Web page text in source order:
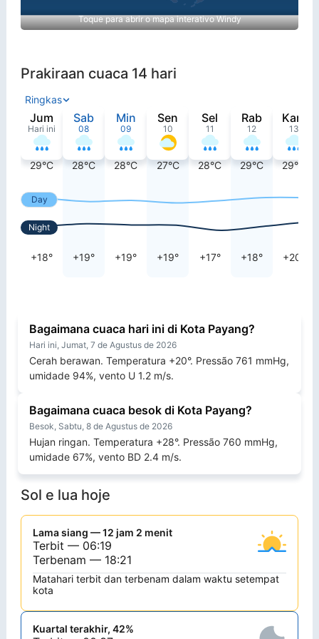
Toque para abrir o mapa interativo Windy
Prakiraan cuaca 14 hari
Ringkas
Jum
Hari ini
29°C
+18°
Sab
08
28°C
+19°
Min
09
28°C
+19°
Sen
10
27°C
+19°
Sel
11
28°C
+17°
Rab
12
29°C
+18°
Kam
13
29°C
+20°
Day
Night
Bagaimana cuaca hari ini di Kota Payang?
Hari ini, Jumat, 7 de Agustus de 2026
Cerah berawan. Temperatura +20°. Pressão 761 mmHg,
umidade 94%, vento U 1.2 m/s.
Bagaimana cuaca besok di Kota Payang?
Besok, Sabtu, 8 de Agustus de 2026
Hujan ringan. Temperatura +28°. Pressão 760 mmHg,
umidade 67%, vento BD 2.4 m/s.
Sol e lua hoje
Lama siang — 12 jam 2 menit
Terbit — 06:19
Terbenam — 18:21
Matahari terbit dan terbenam dalam waktu setempat
kota
Kuartal terakhir, 42%